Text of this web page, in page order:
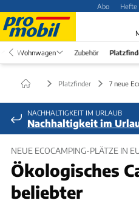
Abo Hefte
Wohnwagen Zubehör
Platzfinder 7 neue
NACHHALTIGKEIT IM URLAUB
Nachhaltigkeit im
NEUE ECOCAMPING-PLÄTZE IN
Ökologisches
beliebter